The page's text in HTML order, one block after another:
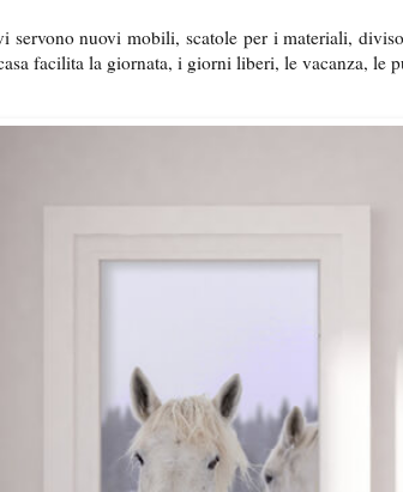
servono nuovi mobili, scatole per i materiali,
facilita la giornata, i giorni liberi, le vacanza, le